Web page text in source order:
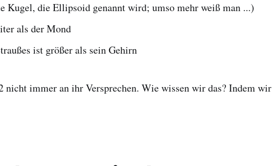
Kugel, die Ellipsoid genannt wird; umso mehr weiß man ...)
als der Mond
ist größer als sein Gehirn
nicht immer an ihr Versprechen. Wie wissen wir das? Indem wir